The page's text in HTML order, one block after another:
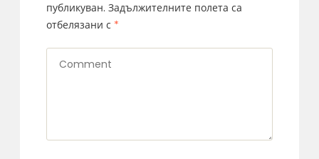
публикуван. Задължителните полета са
отбелязани с *
Comment